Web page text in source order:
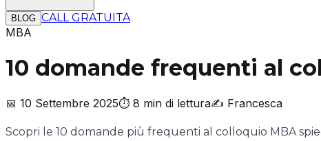
BLOG CALL GRATUITA
MBA
10 domande frequenti al
📅 10 Settembre 2025⏱️ 8 min di lettura✍️ Francesca
Scopri le 10 domande più frequenti al colloquio MBA